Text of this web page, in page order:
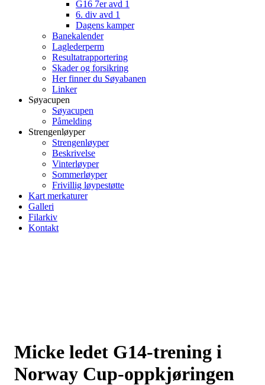
G16 7er avd 1
6. div avd 1
Dagens kamper
Banekalender
Laglederperm
Resultatrapportering
Skader og forsikring
Her finner du Søyabanen
Linker
Søyacupen
Søyacupen
Påmelding
Strengenløyper
Strengenløyper
Beskrivelse
Vinterløyper
Sommerløyper
Frivillig løypestøtte
Kart merkaturer
Galleri
Filarkiv
Kontakt
Micke ledet G14-trening i
Norway Cup-oppkjøringen